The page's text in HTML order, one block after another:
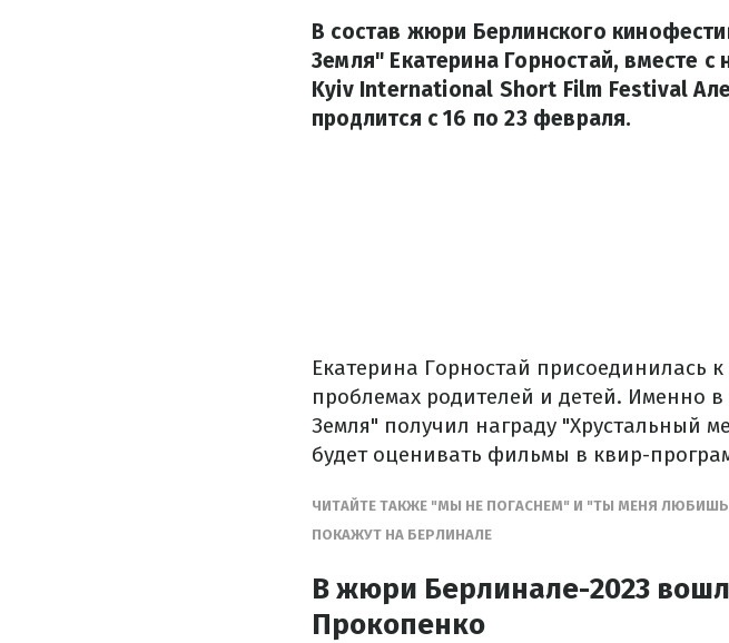
В состав жюри Берлинского
Земля" Екатерина Горностай, вместе
Kyiv International Short Film Festival
продлится с 16 по 23 февраля.
Екатерина Горностай присоединилась
проблемах родителей и детей. Именно
Земля" получил награду "Хрустальный
будет оценивать фильмы в квир-
ЧИТАЙТЕ ТАКЖЕ "МЫ НЕ ПОГАСНЕМ" И "ТЫ МЕНЯ
ПОКАЖУТ НА БЕРЛИНАЛЕ
В жюри Берлинале-2023
Прокопенко